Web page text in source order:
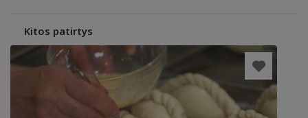
Kitos patirtys